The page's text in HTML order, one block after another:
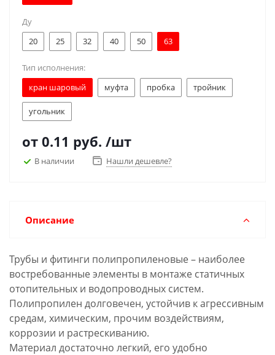
Ду
20
25 32 40 50 63
Тип исполнения:
кран шаровый
муфта пробка тройник
угольник
от 0.11 руб. /шт
В наличии Нашли дешевле?
Описание
Трубы и фитинги полипропиленовые – наиболее
востребованные элементы в монтаже статичных
отопительных и водопроводных систем.
Полипропилен долговечен, устойчив к агрессивным
средам, химическим, прочим воздействиям,
коррозии и растрескиванию.
Материал достаточно легкий, его удобно